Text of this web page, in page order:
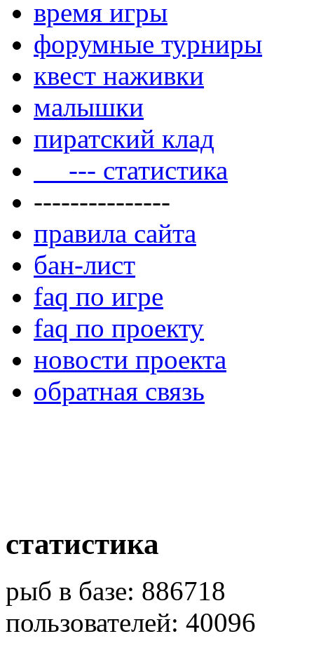
время игры
форумные турниры
квест наживки
малышки
пиратский клад
--- статистика
---------------
правила сайта
бан-лист
faq по игре
faq по проекту
новости проекта
обратная связь
статистика
рыб в базе: 886718
пользователей: 40096